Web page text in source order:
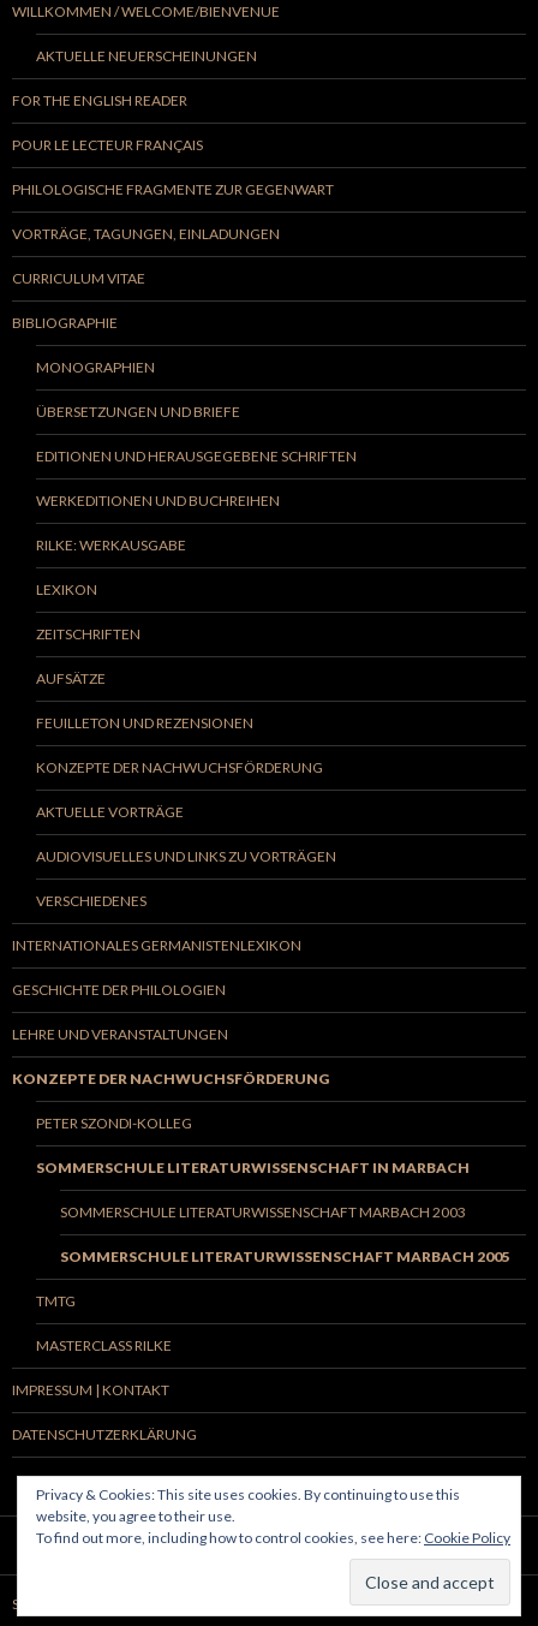
WILLKOMMEN / WELCOME/BIENVENUE
AKTUELLE NEUERSCHEINUNGEN
FOR THE ENGLISH READER
POUR LE LECTEUR FRANÇAIS
PHILOLOGISCHE FRAGMENTE ZUR GEGENWART
VORTRÄGE, TAGUNGEN, EINLADUNGEN
CURRICULUM VITAE
BIBLIOGRAPHIE
MONOGRAPHIEN
ÜBERSETZUNGEN UND BRIEFE
EDITIONEN UND HERAUSGEGEBENE SCHRIFTEN
WERKEDITIONEN UND BUCHREIHEN
RILKE: WERKAUSGABE
LEXIKON
ZEITSCHRIFTEN
AUFSÄTZE
FEUILLETON UND REZENSIONEN
KONZEPTE DER NACHWUCHSFÖRDERUNG
AKTUELLE VORTRÄGE
AUDIOVISUELLES UND LINKS ZU VORTRÄGEN
VERSCHIEDENES
INTERNATIONALES GERMANISTENLEXIKON
GESCHICHTE DER PHILOLOGIEN
LEHRE UND VERANSTALTUNGEN
KONZEPTE DER NACHWUCHSFÖRDERUNG
PETER SZONDI-KOLLEG
SOMMERSCHULE LITERATURWISSENSCHAFT IN MARBACH
SOMMERSCHULE LITERATURWISSENSCHAFT MARBACH 2003
SOMMERSCHULE LITERATURWISSENSCHAFT MARBACH 2005
TMTG
MASTERCLASS RILKE
IMPRESSUM | KONTAKT
DATENSCHUTZERKLÄRUNG
Stolz präsentiert von WordPress
Privacy & Cookies: This site uses cookies. By continuing to use this
website, you agree to their use.
To find out more, including how to control cookies, see here: Cookie Policy